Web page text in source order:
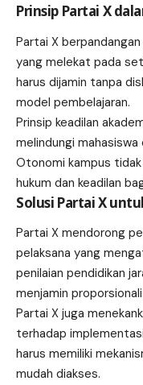
Prinsip Partai X
Partai X
yang melekat pada
harus dijamin tanpa
model pembelajaran.
Prinsip keadilan
melindungi
Otonomi kampus
hukum dan keadilan
Solusi Partai X
Partai X mendorong
pelaksana yang
penilaian pendidikan
menjamin
Partai X juga
terhadap
harus memiliki
mudah diakses.